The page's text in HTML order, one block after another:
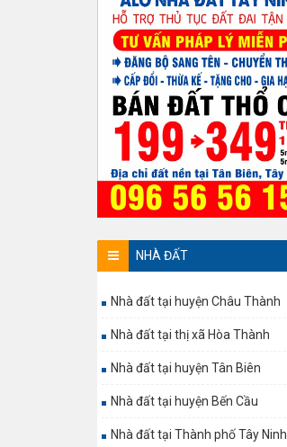
NHÀ ĐẤT
Nhà đất tại huyện Châu Thành
Nhà đất tại thị xã Hòa Thành
Nhà đất tại huyện Tân Biên
Nhà đất tại huyện Bến Cầu
Nhà đất tại Thành phố Tây Ninh